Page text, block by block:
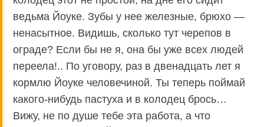
ведьма Йоуке. Зубы у нее железные, брюхо —
ненасытное. Видишь, сколько тут черепов в
ограде? Если бы не я, она бы уже всех людей
переела!.. По уговору, раз в двенадцать лет я
кормлю Йоуке человечиной. Ты теперь поймай
какого-нибудь пастуха и в колодец брось…
Вижу, не по душе тебе эта работа, а что